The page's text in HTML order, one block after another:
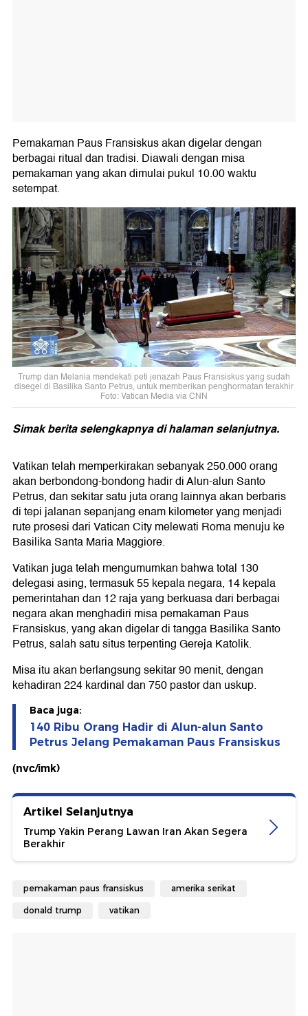
Pemakaman Paus Fransiskus akan digelar dengan
berbagai ritual dan tradisi. Diawali dengan misa
pemakaman yang akan dimulai pukul 10.00 waktu
setempat.
Trump dan Melania mendekati peti jenazah Paus Fransiskus yang sudah
disegel di Basilika Santo Petrus, untuk memberikan penghormatan terakhir
Foto: Vatican Media via CNN
Simak berita selengkapnya di halaman selanjutnya.
Vatikan telah memperkirakan sebanyak 250.000 orang
akan berbondong-bondong hadir di Alun-alun Santo
Petrus, dan sekitar satu juta orang lainnya akan berbaris
di tepi jalanan sepanjang enam kilometer yang menjadi
rute prosesi dari Vatican City melewati Roma menuju ke
Basilika Santa Maria Maggiore.
Vatikan juga telah mengumumkan bahwa total 130
delegasi asing, termasuk 55 kepala negara, 14 kepala
pemerintahan dan 12 raja yang berkuasa dari berbagai
negara akan menghadiri misa pemakaman Paus
Fransiskus, yang akan digelar di tangga Basilika Santo
Petrus, salah satu situs terpenting Gereja Katolik.
Misa itu akan berlangsung sekitar 90 menit, dengan
kehadiran 224 kardinal dan 750 pastor dan uskup.
Baca juga:
140 Ribu Orang Hadir di Alun-alun Santo
Petrus Jelang Pemakaman Paus Fransiskus
(nvc/imk)
Artikel Selanjutnya
Trump Yakin Perang Lawan Iran Akan Segera
Berakhir
pemakaman paus fransiskus amerika serikat
donald trump vatikan